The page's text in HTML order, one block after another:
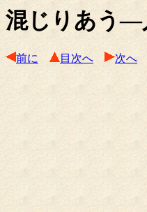
混じりあう―
前に 目次へ 次へ